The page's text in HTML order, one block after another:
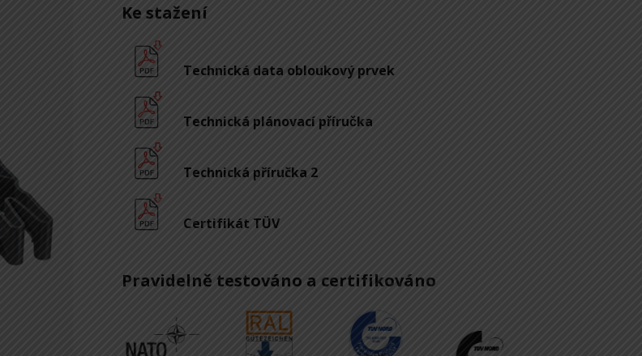
Ke stažení
Technická data obloukový prvek
Technická plánovací příručka
Technická příručka 2
Certifikát TÜV
Pravidelně testováno a certifikováno